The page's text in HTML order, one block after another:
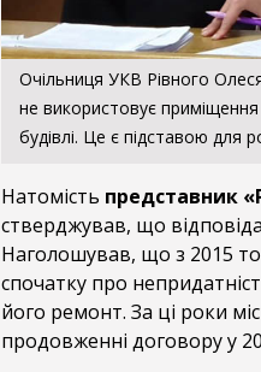
Очільниця УКВ Рівного
не використовує
будівлі. Це є підставою для
Натомість представник
стверджував, що
Наголошував, що з 2015
спочатку про
його ремонт. За ці роки
продовженні договору у